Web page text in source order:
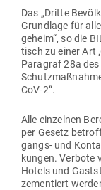
Das „Dritte
Grundlage für
geheim“, so die
tisch zu einer Art
Paragraf 28a
CoV‑2“.
Alle ein­zelnen
per Gesetz
gangs- und
kungen. Verbote
Hotels und
zemen­tiert